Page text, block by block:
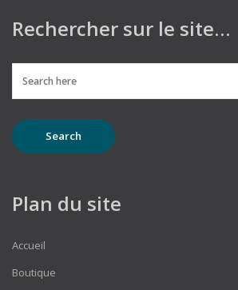
Rechercher sur le site…
Plan du site
Accueil
Boutique